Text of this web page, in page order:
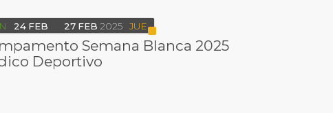
24 FEB 27 FEB 2025 JUE
Semana Blanca 2025
Deportivo